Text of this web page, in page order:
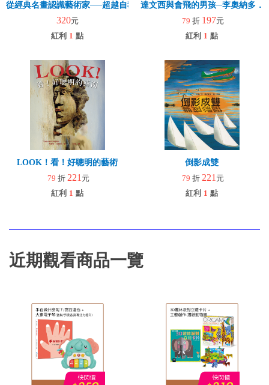
從經典名畫認識藝術家──超越自我的歐姬芙
320元
紅利 1 點
達文西與會飛的男孩─李奧納多．
79 折 197元
紅利 1 點
LOOK！看！好聰明的藝術
79 折 221 元
紅利 1 點
倒影成雙
79 折 221 元
紅利 1 點
近期觀看商品一覽